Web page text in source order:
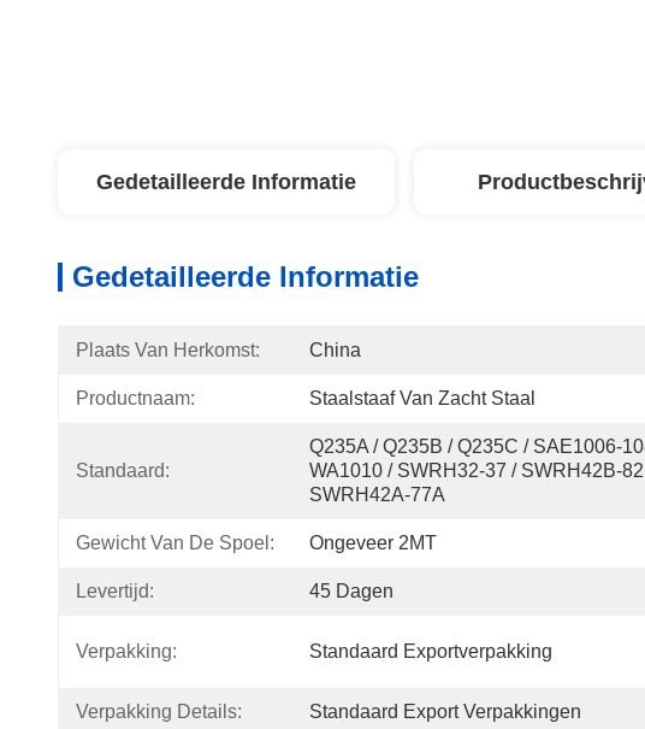
Gedetailleerde Informatie
Gedetailleerde Informatie
Plaats Van Herkomst: China
Productnaam: Staalstaaf Van Zacht Staal
Standaard:
Q235A / Q235B / Q235C / SAE1006-
WA1010 / SWRH32-37 / SWRH42B-
SWRH42A-77A
Gewicht Van De Spoel: Ongeveer 2MT
Levertijd: 45 Dagen
Verpakking: Standaard Exportverpakking
Verpakking Details: Standaard Export Verpakkingen